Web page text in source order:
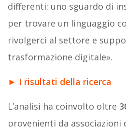
differenti: uno sguardo di
per trovare un linguaggio
rivolgerci al settore e
trasformazione digitale».
► I risultati della ricerca
L’analisi ha coinvolto oltre
provenienti da associazioni